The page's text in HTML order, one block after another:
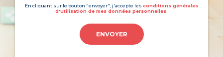
En cliquant sur le bouton "envoyer", j'accepte les conditions générales
d'utilisation de mes données personnelles.
ENVOYER